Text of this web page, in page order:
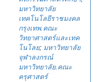
มหาวิทยาลัย
เทคโนโลยีราชมงคล
กรุงเทพ.คณะ
วิทยาศาสตร์และเทค
โนโลย; มหาวิทยาลัย
จุฬาลงกรณ์
มหาวิทยาลัย.คณะ
ครุศาสตร์